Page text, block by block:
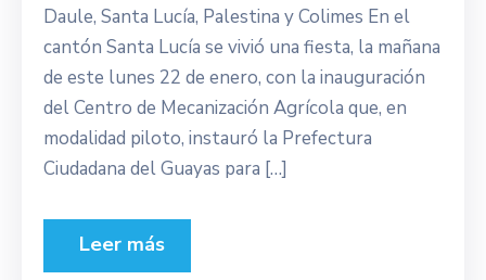
Daule, Santa Lucía, Palestina y Colimes En el
cantón Santa Lucía se vivió una fiesta, la mañana
de este lunes 22 de enero, con la inauguración
del Centro de Mecanización Agrícola que, en
modalidad piloto, instauró la Prefectura
Ciudadana del Guayas para […]
Leer más